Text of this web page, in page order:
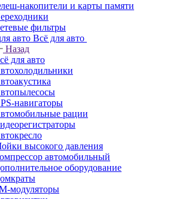
накопители и карты памяти
фильтры
Всё для авто
Назад
для авто
навигаторы
рации
высокого давления
автомобильный
оборудование
модуляторы